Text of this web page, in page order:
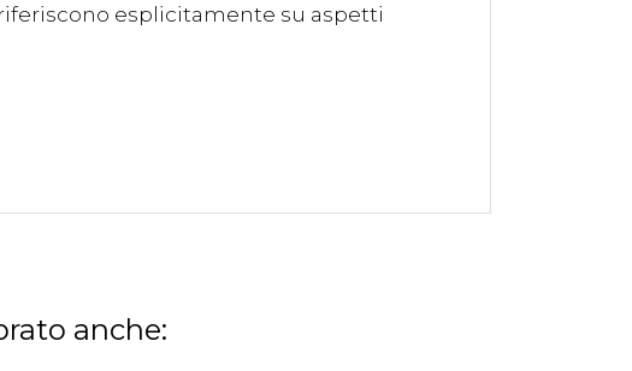
esplicitamente su aspetti
anche: